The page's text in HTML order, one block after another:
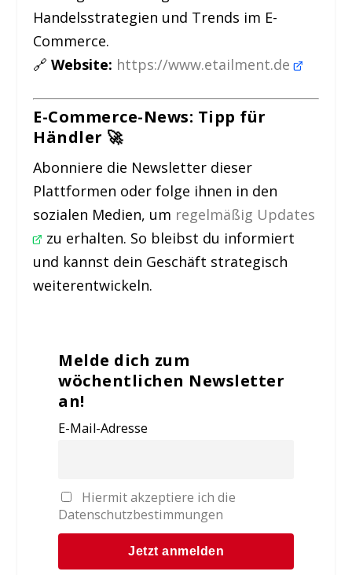
Handelsstrategien und Trends im E-
Commerce.
🔗Website: https://www.etailment.de
E-Commerce-News: Tipp für
Händler 🚀
Abonniere die Newsletter dieser
Plattformen oder folge ihnen in den
sozialen Medien, um regelmäßig Updates
zu erhalten. So bleibst du informiert
und kannst dein Geschäft strategisch
weiterentwickeln.
Melde dich zum
wöchentlichen Newsletter
an!
E-Mail-Adresse
Hiermit akzeptiere ich die
Datenschutzbestimmungen